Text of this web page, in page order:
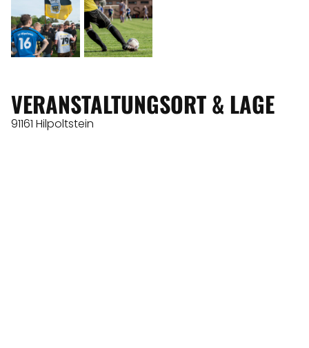
VERANSTALTUNGSORT & LAGE
91161 Hilpoltstein